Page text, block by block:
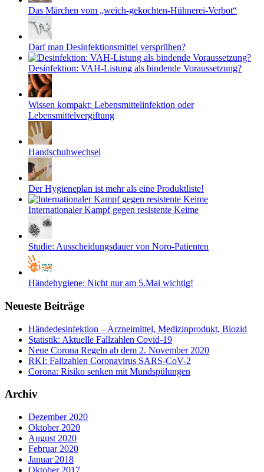
Das Märchen vom „weich-gekochten-Hühnerei-Verbot“
Darf man Desinfektionsmittel versprühen?
Desinfektion: VAH-Listung als bindende Voraussetzung?
Wissen kompakt: Lebensmittelinfektion oder
Lebensmittelvergiftung
Handschuhwechsel
Der Hygieneplan ist mehr als eine Produktliste!
Internationaler Kampf gegen resistente Keime
Studie: Ausscheidungsdauer von Noro-Patienten
Händehygiene: Nicht nur am 5.Mai wichtig!
Neueste Beiträge
Händedesinfektion – Arzneimittel, Medizinprodukt, Biozid
Statistik: Aktuelle Fallzahlen Covid-19
Neue Corona Regeln ab dem 2. November 2020
RKI: Fallzahlen Coronavirus SARS-CoV-2
Corona: Risiko senken mit Mundspülungen
Archiv
Dezember 2020
Oktober 2020
August 2020
Februar 2020
Januar 2018
Oktober 2017